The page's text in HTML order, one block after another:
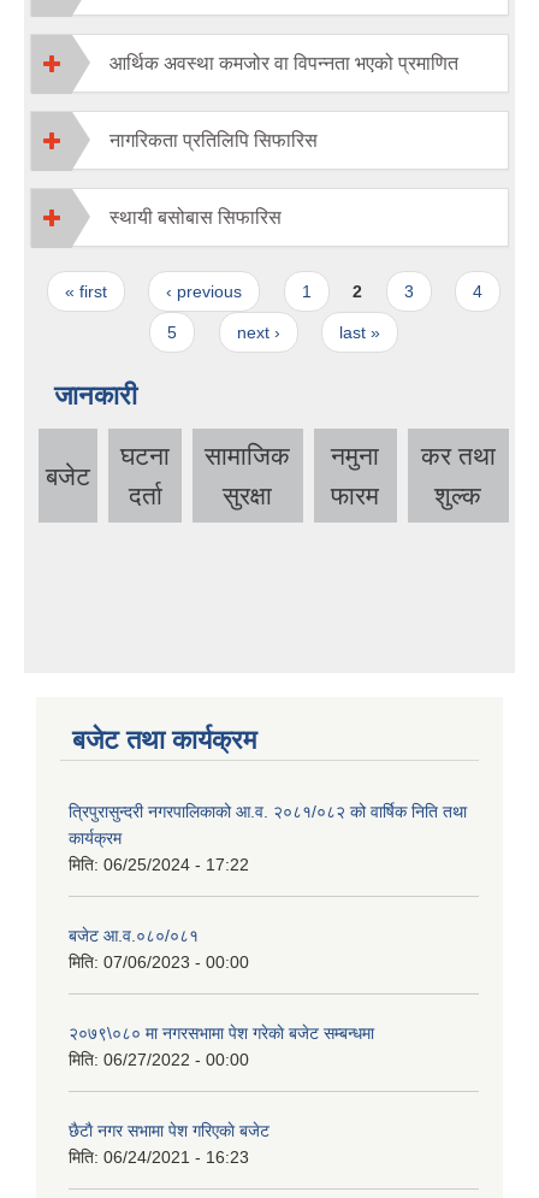
आर्थिक अवस्था कमजोर वा विपन्नता भएको प्रमाणित
नागरिकता प्रतिलिपि सिफारिस
स्थायी बसोबास सिफारिस
Pages
« first ‹ previous 1 2 3 4
5 next › last »
जानकारी
बजेट
घटना
दर्ता
सामाजिक
सुरक्षा
नमुना
फारम
कर तथा
शुल्क
बजेट तथा कार्यक्रम
त्रिपुरासुन्दरी नगरपालिकाको आ.व. २०८१/०८२ को वार्षिक निति तथा
कार्यक्रम
मिति: 06/25/2024 - 17:22
बजेट आ.व.०८०/०८१
मिति: 07/06/2023 - 00:00
२०७९\०८० मा नगरसभामा पेश गरेकाे बजेट सम्बन्धमा
मिति: 06/27/2022 - 00:00
छैटाै नगर सभामा पेश गरिएकाे बजेट
मिति: 06/24/2021 - 16:23